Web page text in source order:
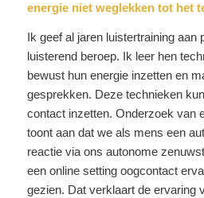
energie niet weglekken tot het
Ik geef al jaren luistertraining aan
luisterend beroep. Ik leer hen
bewust hun energie inzetten en
gesprekken. Deze technieken
contact inzetten. Onderzoek van
toont aan dat we als mens een
reactie via ons autonome
een online setting oogcontact
gezien. Dat verklaart de ervaring